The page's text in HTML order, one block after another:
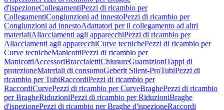
d'ispezioneCollegamentiPezzi di ricambio per
CollegamentiCongiunzioni ad innestoPezzi di ricambio per
Congiunzioni ad innestoAdattatori per il collegamento ad altri
materialiAllacciamenti agli apparecchiPezzi di ricambio per
Allacciamenti agli apparecchiCurve tecnichePezzi di ricambio per
Curve tecnicheManicottiPezzi di ricambio per
ManicottiAccessoriBraccialettiChiusureGuarnizioniTappi di
protezioneMateriali di consumoGeberit Silent-ProTubiPezzi di
ricambio per TubiRaccordiPezzi di ricambio per
RaccordiCurvePezzi di ricambio per CurveBraghePezzi di ricambio
per BragheRiduzioniPezzi di ricambio per RiduzioniBraghe
d'ispezionePezzi di ricambio per Braghe d'ispezioneRaccordi